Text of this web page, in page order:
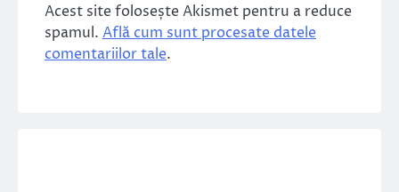
Acest site folosește Akismet pentru a reduce
spamul. Află cum sunt procesate datele
comentariilor tale.